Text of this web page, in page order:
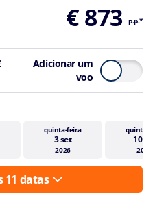
€ 873 p.p.*
Adicionar um
voo
quinta-feira
3 set
2026
quinta-
10 set
2026
11 datas